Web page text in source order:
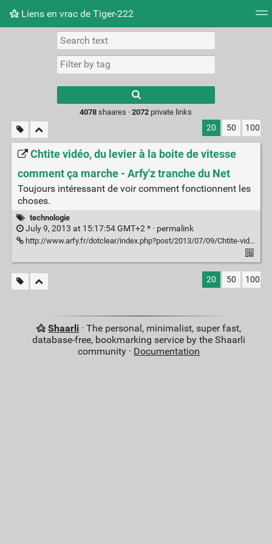
Liens en vrac de Tiger-222
Picture wall
results.
4078 shaares ·2072 private links
20 50 100
Chtite vidéo, du levier à la boite de vitesse
comment ça marche - Arfy'z tranche du Net
Toujours intéressant de voir comment fonctionnent les
choses.
technologie
July 9, 2013 at 15:17:54 GMT+2 * · permalink
http://www.arfy.fr/dotclear/index.php?post/2013/07/09/Chtite-video--du-levier-a-la-boite-de-vitesse-comment-ca-marche
20 50 100
Shaarli · The personal, minimalist, super fast,
database-free, bookmarking service by the Shaarli
community · Documentation